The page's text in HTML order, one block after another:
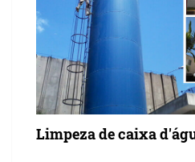
Limpeza de caixa